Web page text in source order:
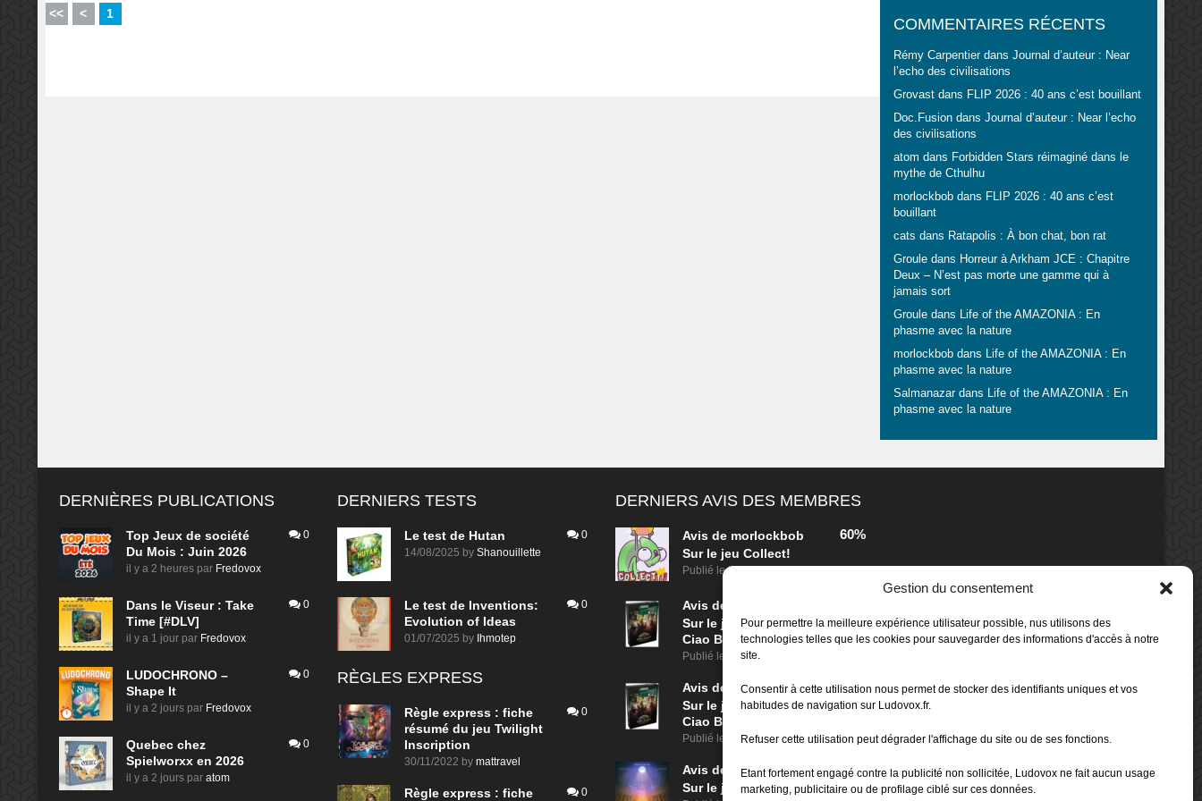
Gestion du consentement
Pour permettre la meilleure expérience utilisateur possible, nus utilisons des
technologies telles que les cookies pour sauvegarder des informations d'accès à notre
site.
Consentir à cette utilisation nous permet de stocker des identifiants uniques et vos
habitudes de navigation sur Ludovox.fr.
Refuser cette utilisation peut dégrader l'affichage du site ou de ses fonctions.
Etant fortement engagé contre la publicité non sollicitée, Ludovox ne fait aucun usage
marketing, publicitaire ou de profilage ciblé sur ces données.
<< < 1
COMMENTAIRES RÉCENTS
Rémy Carpentierdans Journal d’auteur : Near
l’echo des civilisations
Grovastdans FLIP 2026 : 40 ans c’est bouillant
Doc.Fusiondans Journal d’auteur : Near l’echo
des civilisations
atom dans Forbidden Stars réimaginé dans le
mythe de Cthulhu
morlockbobdans FLIP 2026 : 40 ans c’est
bouillant
cats dans Ratapolis : À bon chat, bon rat
Grouledans Horreur à Arkham JCE : Chapitre
Deux – N’est pas morte une gamme qui à
jamais sort
Grouledans Life of the AMAZONIA : En
phasme avec la nature
morlockbobdans Life of the AMAZONIA : En
phasme avec la nature
Salmanazardans Life of the AMAZONIA : En
phasme avec la nature
DERNIÈRES PUBLICATIONS
Top Jeux de société
Du Mois : Juin 2026
il y a 2 heures par Fredovox
0
Dans le Viseur : Take
Time [#DLV]
il y a 1 jour par Fredovox
0
LUDOCHRONO –
Shape It
il y a 2 jours par Fredovox
0
Quebec chez
Spielworxx en 2026
il y a 2 jours par atom
0
DERNIERS TESTS
Le test de Hutan
14/08/2025 by Shanouillette
0
Le test de Inventions:
Evolution of Ideas
01/07/2025 by Ihmotep
0
RÈGLES EXPRESS
Règle express : fiche
résumé du jeu Twilight
Inscription
30/11/2022 by mattravel
0
Règle express : fiche 0
DERNIERS AVIS DES MEMBRES
Avis de morlockbob
Sur le jeu Collect!
Publié leil y a 1 jour
60%
Avis de
Sur le jeu Detective Box -
Ciao Bella
Publié le il y a 3 jours
Avis de
morlockbob
Sur le jeu Detective Box -
Ciao Bella
Publié le il y a 3 jours
80%
Avis de
morlockbob
Sur le jeu Aeterna
70%